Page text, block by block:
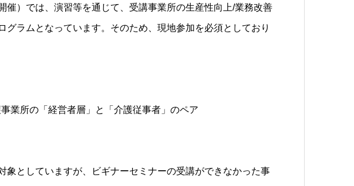
）では、演習等を通じて、受講事業所の生産性向上/業務改善
グラムとなっています。そのため、現地参加を必須としており
業所の「経営者層」と「介護従事者」のペア
象としていますが、ビギナーセミナーの受講ができなかった事